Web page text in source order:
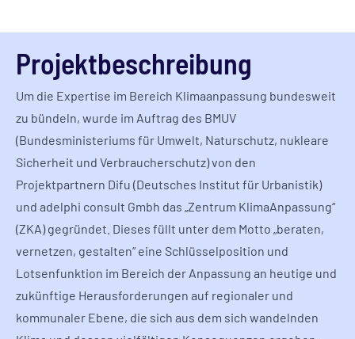
Projektbeschreibung
Um die Expertise im Bereich Klimaanpassung bundesweit
zu bündeln, wurde im Auftrag des BMUV
(Bundesministeriums für Umwelt, Naturschutz, nukleare
Sicherheit und Verbraucherschutz) von den
Projektpartnern Difu (Deutsches Institut für Urbanistik)
und adelphi consult Gmbh das „Zentrum KlimaAnpassung“
(ZKA) gegründet. Dieses füllt unter dem Motto „beraten,
vernetzen, gestalten“ eine Schlüsselposition und
Lotsenfunktion im Bereich der Anpassung an heutige und
zukünftige Herausforderungen auf regionaler und
kommunaler Ebene, die sich aus dem sich wandelnden